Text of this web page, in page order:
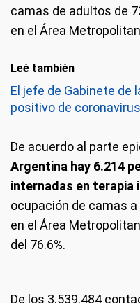
camas de adultos de
en el Área
Leé también
El jefe de Gabinete de
positivo de coronavirus
De acuerdo al parte
Argentina hay 6.214
internadas en terapia
ocupación de camas a
en el Área
del 76.6%.
De los 3.539.484